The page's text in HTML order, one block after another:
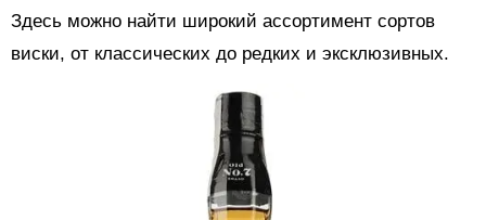
Здесь можно найти широкий ассортимент сортов
виски, от классических до редких и эксклюзивных.